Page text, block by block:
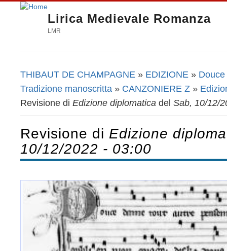
Lirica Medievale Romanza
LMR
Tu sei qui
THIBAUT DE CHAMPAGNE » EDIZIONE »
Tradizione manoscritta » CANZONIERE Z »
Revisione di Edizione diplomatica del Sab, 10/12/
Revisione di Edizione
10/12/2022 - 03:00